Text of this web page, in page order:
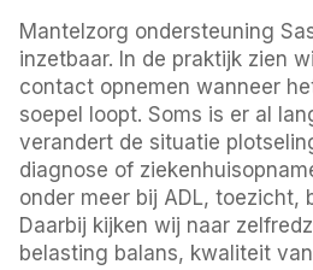
Mantelzorg ondersteuning
inzetbaar. In de praktijk zien
contact opnemen wanneer
soepel loopt. Soms is er al
verandert de situatie
diagnose of
onder meer bij ADL, toezicht,
Daarbij kijken wij naar
belasting balans, kwaliteit